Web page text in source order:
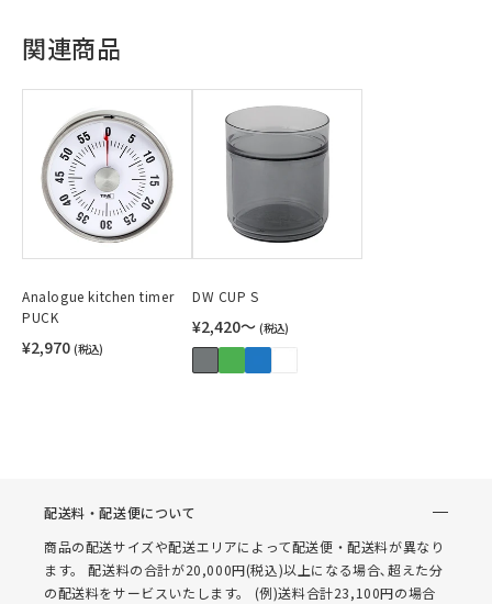
関連商品
Analogue kitchen timer
PUCK
¥2,970 (税込)
DW CUP S
¥2,420〜 (税込)
配送料・配送便について
商品の配送サイズや配送エリアによって配送便・配送料が異なり
ます。 配送料の合計が20,000円(税込)以上になる場合､超えた分
の配送料をサービスいたします。 (例)送料合計23,100円の場合